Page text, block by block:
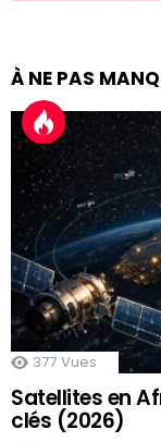
À NE PAS
377 Vues
Satellites en
clés (2026)